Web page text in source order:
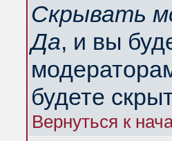
Скрывать
Да, и вы
будете
Вернуться к